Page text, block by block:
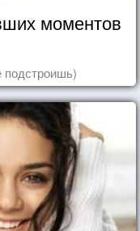
моментов
подстроишь)